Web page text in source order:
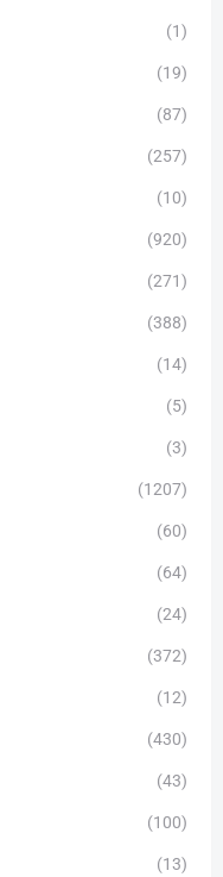
(1)
(19)
(87)
(257)
(10)
(920)
(271)
(388)
(14)
(5)
(3)
(1207)
(60)
(64)
(24)
(372)
(12)
(430)
(43)
(100)
(13)